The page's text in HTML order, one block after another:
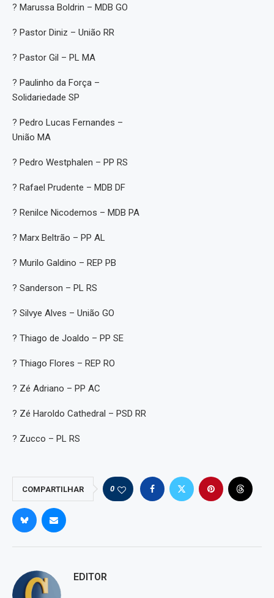
? Marussa Boldrin – MDB GO
? Pastor Diniz – União RR
? Pastor Gil – PL MA
? Paulinho da Força –
Solidariedade SP
? Pedro Lucas Fernandes –
União MA
? Pedro Westphalen – PP RS
? Rafael Prudente – MDB DF
? Renilce Nicodemos – MDB PA
? Marx Beltrão – PP AL
? Murilo Galdino – REP PB
? Sanderson – PL RS
? Silvye Alves – União GO
? Thiago de Joaldo – PP SE
? Thiago Flores – REP RO
? Zé Adriano – PP AC
? Zé Haroldo Cathedral – PSD RR
? Zucco – PL RS
COMPARTILHAR 0
EDITOR